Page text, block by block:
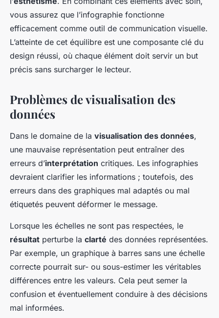
vous assurez que l’infographie fonctionne
efficacement comme outil de communication visuelle.
L’atteinte de cet équilibre est une composante clé du
design réussi, où chaque élément doit servir un but
précis sans surcharger le lecteur.
Problèmes de visualisation des
données
Dans le domaine de la visualisation des données,
une mauvaise représentation peut entraîner des
erreurs d’interprétation critiques. Les infographies
devraient clarifier les informations ; toutefois, des
erreurs dans des graphiques mal adaptés ou mal
étiquetés peuvent déformer le message.
Lorsque les échelles ne sont pas respectées, le
résultat perturbe la clarté des données représentées.
Par exemple, un graphique à barres sans une échelle
correcte pourrait sur- ou sous-estimer les véritables
différences entre les valeurs. Cela peut semer la
confusion et éventuellement conduire à des décisions
mal informées.